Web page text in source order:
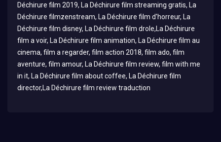
Déchirure film 2019, La Déchirure film streaming gratis, La
Déchirure filmzenstream, La Déchirure film d'horreur, La
Déchirure film disney, La Déchirure film drole,La Déchirure
film a voir, La Déchirure film animation, La Déchirure film au
cinema, film a regarder, film action 2018, film ado, film
aventure, film amour, La Déchirure film review, film with me
in it, La Déchirure film about coffee, La Déchirure film
director,La Déchirure film review traduction